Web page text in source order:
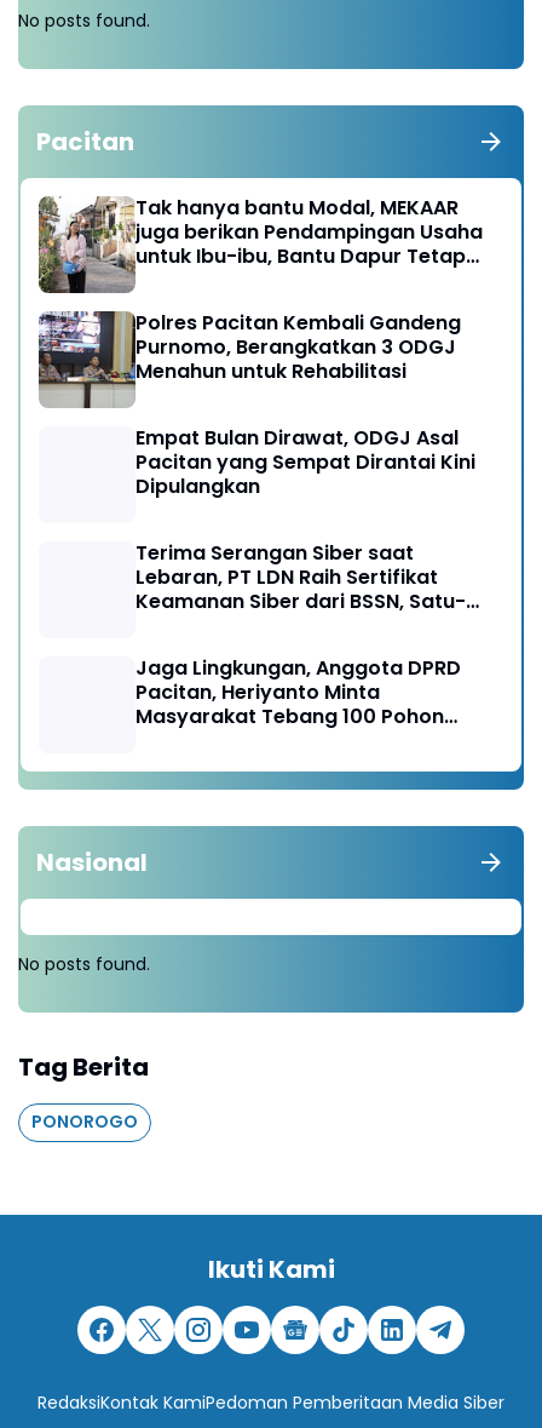
No posts found.
Pacitan
Tak hanya bantu Modal, MEKAAR
juga berikan Pendampingan Usaha
untuk Ibu-ibu, Bantu Dapur Tetap
Polres Pacitan Kembali Gandeng
Purnomo, Berangkatkan 3 ODGJ
Menahun untuk Rehabilitasi
Empat Bulan Dirawat, ODGJ Asal
Pacitan yang Sempat Dirantai Kini
Dipulangkan
Terima Serangan Siber saat
Lebaran, PT LDN Raih Sertifikat
Keamanan Siber dari BSSN, Satu-
Jaga Lingkungan, Anggota DPRD
Pacitan, Heriyanto Minta
Masyarakat Tebang 100 Pohon
Nasional
No posts found.
Tag Berita
PONOROGO
Ikuti Kami
RedaksiKontak KamiPedoman Pemberitaan Media Siber